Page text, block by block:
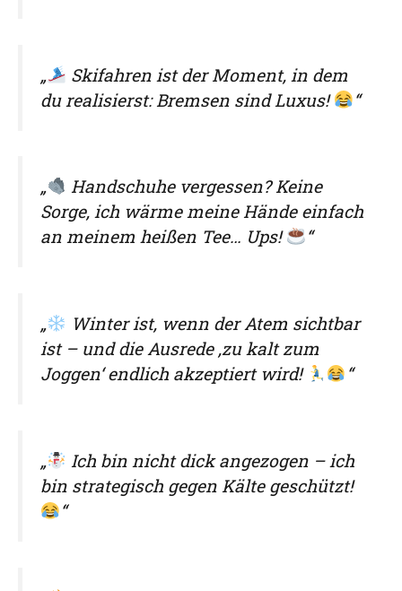
„
Skifahren ist der Moment, in dem
du realisierst: Bremsen sind Luxus!
“
„
Handschuhe vergessen? Keine
Sorge, ich wärme meine Hände einfach
an meinem heißen Tee… Ups!
“
„
Winter ist, wenn der Atem sichtbar
ist – und die Ausrede ‚zu kalt zum
Joggen‘ endlich akzeptiert wird!
“
„
Ich bin nicht dick angezogen – ich
bin strategisch gegen Kälte geschützt!
“